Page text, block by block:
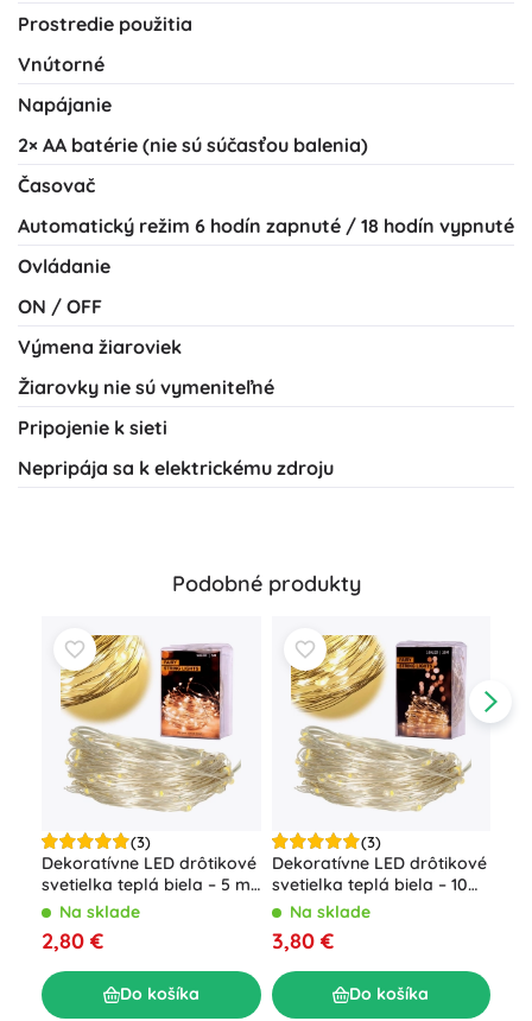
Prostredie použitia
Vnútorné
Napájanie
2× AA batérie (nie sú súčasťou balenia)
Časovač
Automatický režim 6 hodín zapnuté / 18 hodín vypnuté
Ovládanie
ON / OFF
Výmena žiaroviek
Žiarovky nie sú vymeniteľné
Pripojenie k sieti
Nepripája sa k elektrickému zdroju
Podobné produkty
(3)
Dekoratívne LED drôtikové
svetielka teplá biela – 5 m,
50 LED
Na sklade
2,80 €
Do košíka
(3)
Dekoratívne LED drôtikové
svetielka teplá biela – 10
m, 100 LED
Na sklade
3,80 €
Do košíka